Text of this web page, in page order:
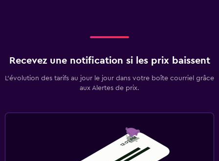
Recevez une notification si les prix baissent
L’évolution des tarifs au jour le jour dans votre boîte courriel grâce
aux Alertes de prix.